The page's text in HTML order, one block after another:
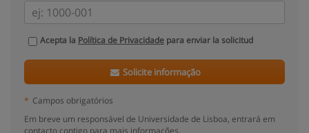
Acepta la Política de Privacidade para enviar la solicitud
Solicite informação
* Campos obrigatórios
Em breve um responsável de Universidade de Lisboa, entrará em
contacto contigo para mais informações.